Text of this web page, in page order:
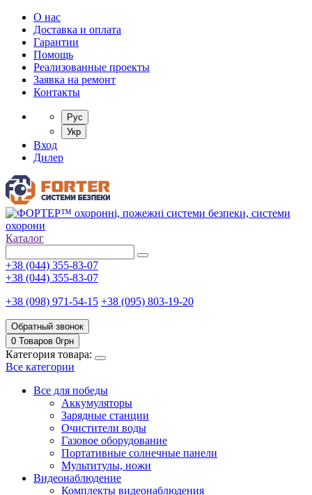
О нас
Доставка и оплата
Гарантии
Помощь
Реализованные проекты
Заявка на ремонт
Контакты
Рус
Укр
Вход
Дилер
Каталог
+38 (044) 355-83-07
+38 (044) 355-83-07
+38 (098) 971-54-15 +38 (095) 803-19-20
Обратный звонок
0 Товаров 0грн
Категория товара:
Все категории
Все для победы
Аккумуляторы
Зарядные станции
Очистители воды
Газовое оборудование
Портативные солнечные панели
Мультитулы, ножи
Видеонаблюдение
Комплекты видеонаблюдения